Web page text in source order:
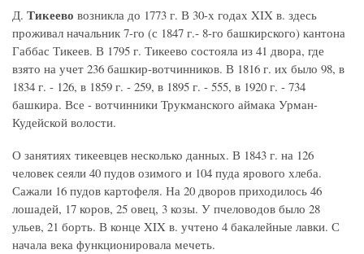
Д. Тикеево возникла до 1773 г. В 30-х годах XIX в. здесь
проживал начальник 7-го (с 1847 г.- 8-го башкирского) кантона
Габбас Тикеев. В 1795 г. Тикеево состояла из 41 двора, где
взято на учет 236 башкир-вотчинников. В 1816 г. их было 98, в
1834 г. - 126, в 1859 г. - 259, в 1895 г. - 555, в 1920 г. - 734
башкира. Все - вотчинники Трукманского аймака Урман-
Кудейской волости.
О занятиях тикеевцев несколько данных. В 1843 г. на 126
человек сеяли 40 пудов озимого и 104 пуда ярового хлеба.
Сажали 16 пудов картофеля. На 20 дворов приходилось 46
лошадей, 17 коров, 25 овец, 3 козы. У пчеловодов было 28
ульев, 21 борть. В конце XIX в. учтено 4 бакалейные лавки. С
начала века функционировала мечеть.